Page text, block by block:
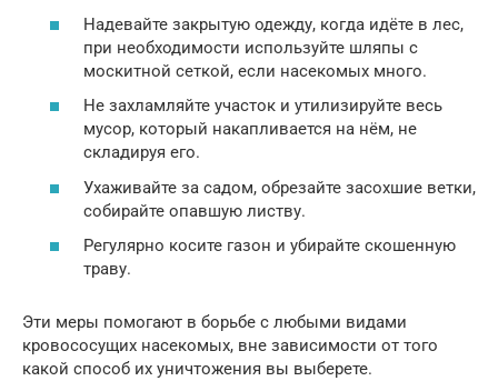
Надевайте закрытую одежду, когда идёте в лес,
при необходимости используйте шляпы с
москитной сеткой, если насекомых много.
Не захламляйте участок и утилизируйте весь
мусор, который накапливается на нём, не
складируя его.
Ухаживайте за садом, обрезайте засохшие ветки,
собирайте опавшую листву.
Регулярно косите газон и убирайте скошенную
траву.
Эти меры помогают в борьбе с любыми видами
кровососущих насекомых, вне зависимости от того
какой способ их уничтожения вы выберете.